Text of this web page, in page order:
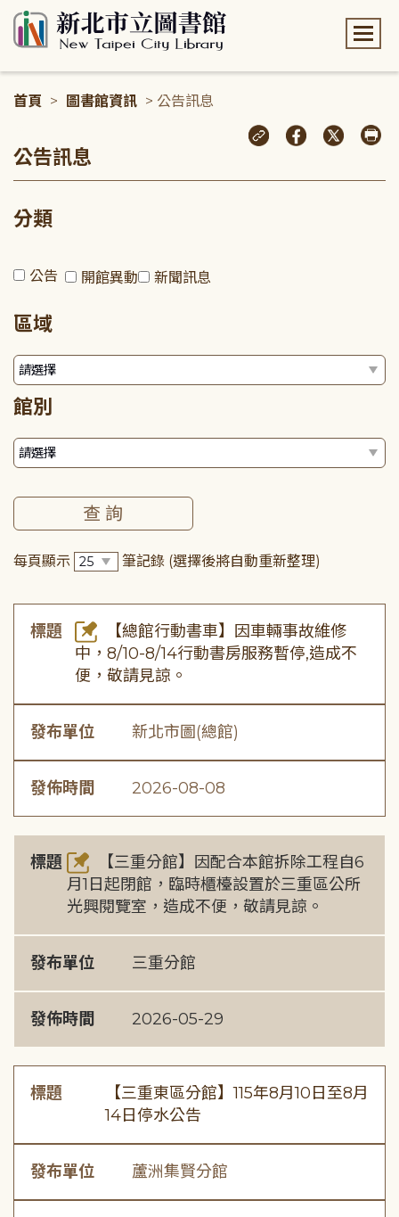
首頁 > 圖書館資訊 > 公告訊息
公告訊息
分類
公告 開館異動 新聞訊息
區域
館別
每頁顯示 筆記錄 (選擇後將自動重新整理)
標題
【總館行動書車】因車輛事故維修
中，8/10-8/14行動書房服務暫停,造成不
便，敬請見諒。
發布單位 新北市圖(總館)
發佈時間 2026-08-08
標題
【三重分館】因配合本館拆除工程自6
月1日起閉館，臨時櫃檯設置於三重區公所
光興閱覽室，造成不便，敬請見諒。
發布單位 三重分館
發佈時間 2026-05-29
標題
【三重東區分館】115年8月10日至8月
14日停水公告
發布單位 蘆洲集賢分館